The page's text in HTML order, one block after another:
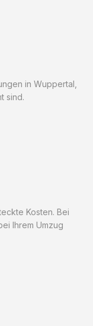
in Wuppertal,
sind.
Kosten. Bei
Ihrem Umzug